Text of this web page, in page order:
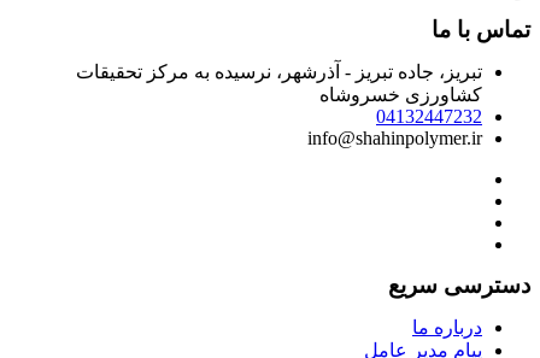
تماس با ما
تبریز، جاده تبریز - آذرشهر، نرسیده به مرکز تحقیقات
کشاورزی خسروشاه
04132447232
info@shahinpolymer.ir
دسترسی سریع
درباره ما
پیام مدیر عامل